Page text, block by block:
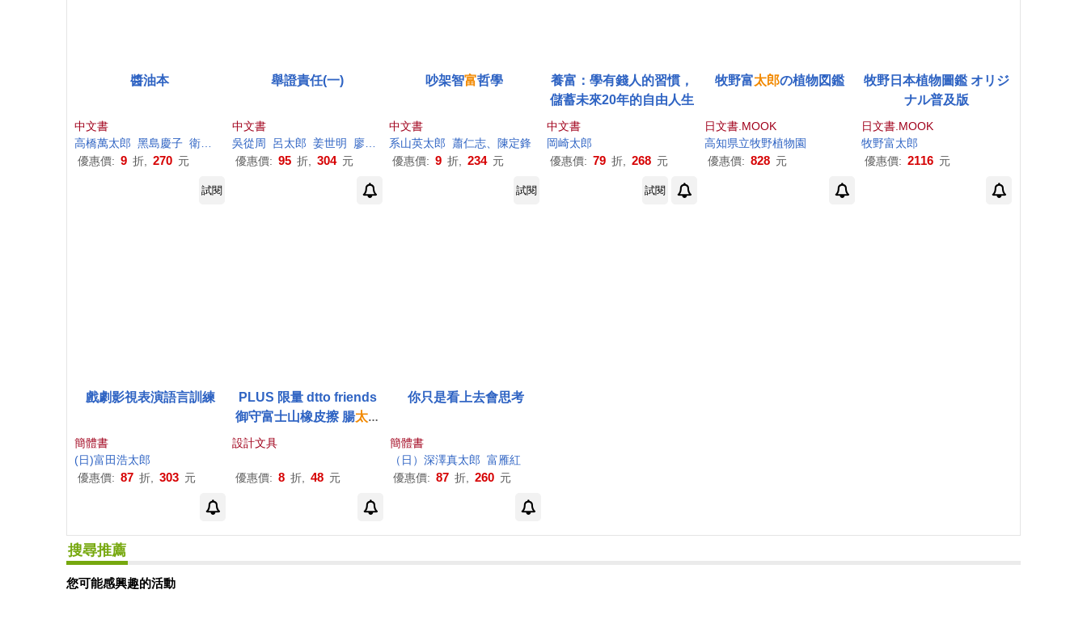
醬油本
中文書
高橋萬太郎 黑島慶子 衛宮紘
優惠價: 9 折, 270 元
舉證責任(一)
中文書
吳從周
呂太郎 姜世明 廖大穎 廖蕙玟 林洲富 許政賢 陳啟垂 陳聰富
優惠價: 95 折, 304 元
吵架智富哲學
中文書
系山英太郎 蕭仁志、陳定鋒
優惠價: 9 折, 234 元
養富：學有錢人的習慣，
儲蓄未來20年的自由人生
中文書
岡崎太郎
優惠價: 79 折, 268 元
牧野富太郎の植物図鑑
日文書.MOOK
高知県立牧野植物園
優惠價: 828 元
牧野日本植物圖鑑 オリジ
ナル普及版
日文書.MOOK
牧野富太郎
優惠價: 2116 元
試閱 試閱 試閱
戲劇影視表演語言訓練
簡體書
(日)富田浩太郎
優惠價: 87 折, 303 元
PLUS 限量 dtto friends
御守富士山橡皮擦 腸太郎
設計文具
優惠價: 8 折, 48 元
你只是看上去會思考
簡體書
（日）深澤真太郎 富雁紅
優惠價: 87 折, 260 元
搜尋推薦
您可能感興趣的活動